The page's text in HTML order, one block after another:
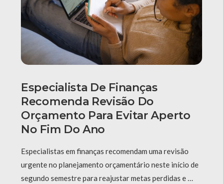
Especialista De Finanças
Recomenda Revisão Do
Orçamento Para Evitar Aperto
No Fim Do Ano
Especialistas em finanças recomendam uma revisão
urgente no planejamento orçamentário neste início de
segundo semestre para reajustar metas perdidas e …